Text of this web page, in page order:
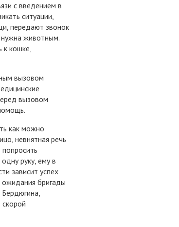
с введением в
ситуации,
передают звонок
животным.
к кошке,
вызовом
вызовом
как можно
невнятная речь
руку, ему в
зависит успех
ожидания бригады